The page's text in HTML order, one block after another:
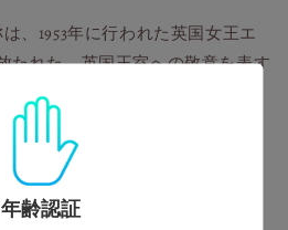
、1953年に行われた英国女王エ
たれた、英国王室への敬意を表す
サルート）に由来します。その
ッグシップアイテム「ローヤル
ブレンド」は、21年以上熟成さ
ーとグレーンウイスキーのブレ
ルーティーでなめらかな味わい
年齢認証